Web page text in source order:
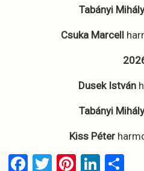
Tabányi
Csuka Marcell
Dusek István
Tabányi
Kiss Péter
F
T
Pi Li